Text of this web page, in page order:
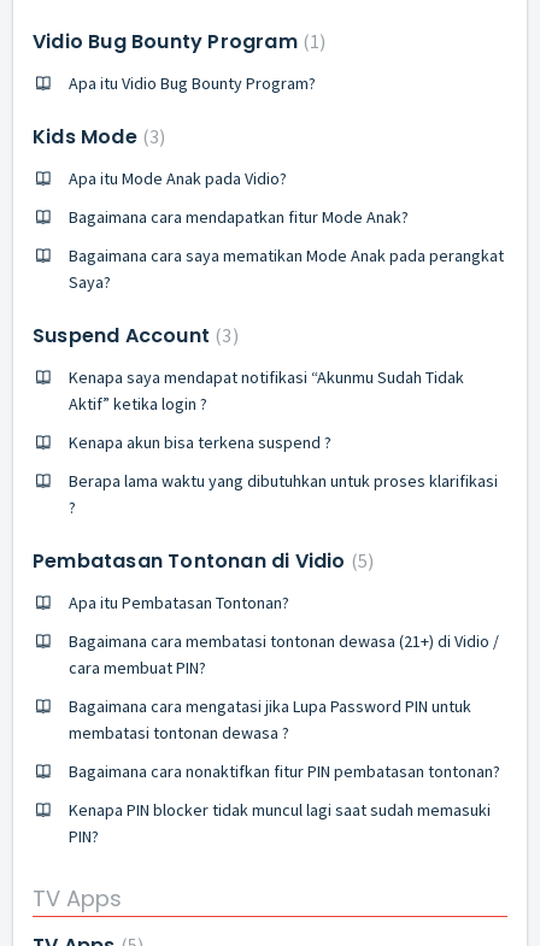
Vidio Bug Bounty Program 1
Apa itu Vidio Bug Bounty Program?
Kids Mode 3
Apa itu Mode Anak pada Vidio?
Bagaimana cara mendapatkan fitur Mode Anak?
Bagaimana cara saya mematikan Mode Anak pada perangkat
Saya?
Suspend Account 3
Kenapa saya mendapat notifikasi “Akunmu Sudah Tidak
Aktif” ketika login ?
Kenapa akun bisa terkena suspend ?
Berapa lama waktu yang dibutuhkan untuk proses klarifikasi
?
Pembatasan Tontonan di Vidio 5
Apa itu Pembatasan Tontonan?
Bagaimana cara membatasi tontonan dewasa (21+) di Vidio /
cara membuat PIN?
Bagaimana cara mengatasi jika Lupa Password PIN untuk
membatasi tontonan dewasa ?
Bagaimana cara nonaktifkan fitur PIN pembatasan tontonan?
Kenapa PIN blocker tidak muncul lagi saat sudah memasuki
PIN?
TV Apps